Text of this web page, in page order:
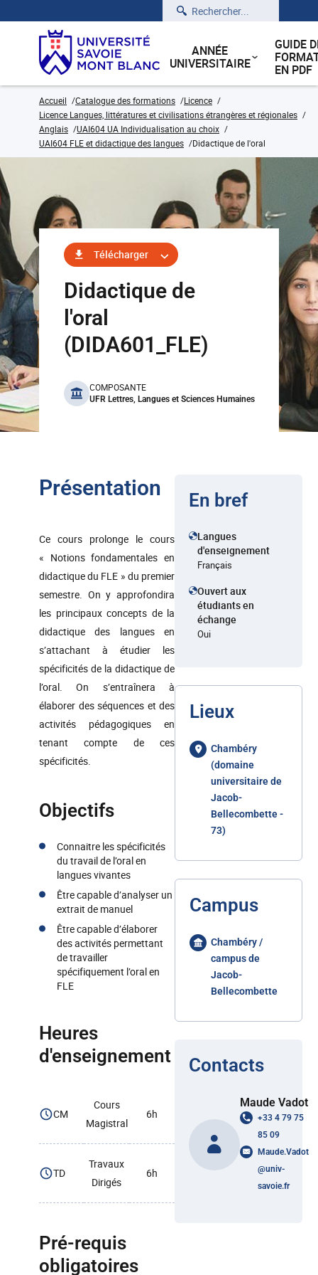
Rechercher
ANNÉE
UNIVERSITAIRE
GUIDE
EN PDF
Accueil Catalogue des formations
Licence
Licence Langues, littératures et civilisations étrangères et régionales
Anglais
UAI604 UA Individualisation au choix
UAI604 FLE et didactique des langues
Didactique de l'oral
Télécharger
Didactique de
l'oral
(DIDA601_FLE)
benefits
COMPOSANTE
UFR Lettres, Langues et Sciences Humaines
Présentation
Ce cours prolonge le cours
« Notions fondamentales en
didactique du FLE » du premier
semestre. On y approfondira
les principaux concepts de la
didactique des langues en
s’attachant à étudier les
spécificités de la didactique de
l’oral. On s’entraînera à
élaborer des séquences et des
activités pédagogiques en
tenant compte de ces
spécificités.
Objectifs
Connaitre les spécificités
du travail de l’oral en
langues vivantes
Être capable d’analyser un
extrait de manuel
Être capable d’élaborer
des activités permettant
de travailler
spécifiquement l’oral en
FLE
Heures
d'enseignement
CM
Cours
Magistral
6h
TD
Travaux
Dirigés
6h
Pré-requis
obligatoires
En bref
Langues
d'enseignement
Français
Ouvert aux
étudiants en
échange
Oui
Lieux
Chambéry
(domaine
universitaire de
Jacob-
Bellecombette -
73)
Campus
Chambéry /
campus de
Jacob-
Bellecombette
Contacts
Maude Vadot
+33 4 79 75
85 09
Maude.Vadot
@univ-
savoie.fr